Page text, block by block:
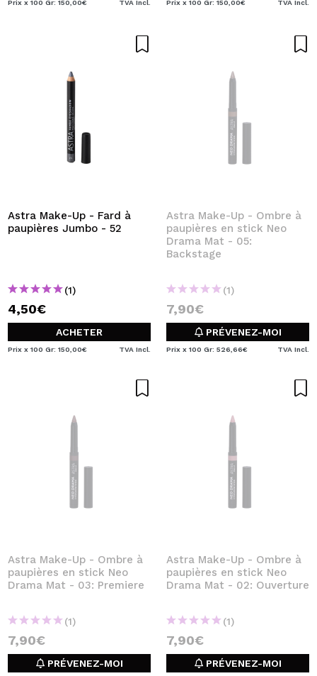
Prix x 100 Gr: 150,00€ TVA Incl. Prix x 100 Gr: 150,00€ TVA Incl.
Astra Make-Up - Fard à
paupières Jumbo - 52
(1)
4,50€
ACHETER
Prix x 100 Gr: 150,00€ TVA Incl.
Astra Make-Up - Ombre à
paupières en stick Neo
Drama Mat - 05:
Backstage
(1)
7,90€
PRÉVENEZ-MOI
Prix x 100 Gr: 526,66€ TVA Incl.
Astra Make-Up - Ombre à
paupières en stick Neo
Drama Mat - 03: Premiere
(1)
7,90€
PRÉVENEZ-MOI
Astra Make-Up - Ombre à
paupières en stick Neo
Drama Mat - 02: Ouverture
(1)
7,90€
PRÉVENEZ-MOI